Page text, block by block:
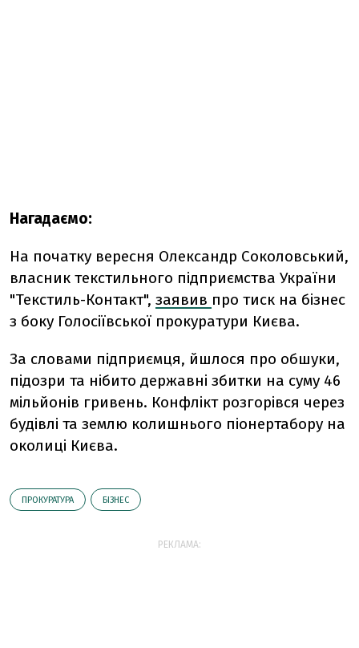
Нагадаємо:
На початку вересня Олександр Соколовський,
власник текстильного підприємства України
"Текстиль-Контакт", заявив про тиск на бізнес
з боку Голосіївської прокуратури Києва.
За словами підприємця, йшлося про обшуки,
підозри та нібито державні збитки на суму 46
мільйонів гривень. Конфлікт розгорівся через
будівлі та землю колишнього піонертабору на
околиці Києва.
ПРОКУРАТУРА БІЗНЕС
РЕКЛАМА: